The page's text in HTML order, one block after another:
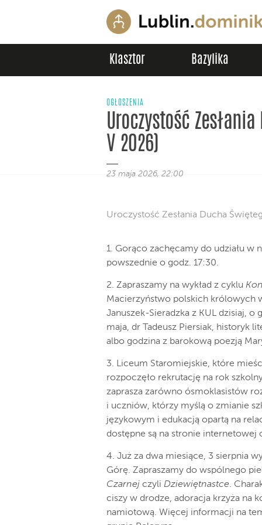
Klasztor Bazylika
OGŁOSZENIA
Uroczystość
V 2026)
23 maja 2026, 22:00
Uroczystość Zesłania Ducha
1. Gorąco zachęcamy do udziału
powszednie o godz. 17:30.
2. Zapraszamy na wykład z cyklu
Macierzyństwo polskich królowych
Januszek-Sieradzka z KUL dzisiaj, o
maja, dr Tadeusz Piersiak, historyk
albo godzina z barokową poezją
3. Liceum Staromiejskie, które
rozpoczęło rekrutację na rok
zaprasza zarówno ósmoklasistów
i uczniów, którzy myślą o zmianie
językowym i edukacją opartą na
dostępne są na stronie internetowej
4. Już za dwa miesiące, 3 sierpnia
Górę. Zapraszamy do wspólnego
Czarnej czyli Dziewiętnastce.
ciszy w drodze, adoracja krzyża na
namiotową. Więcej informacji na